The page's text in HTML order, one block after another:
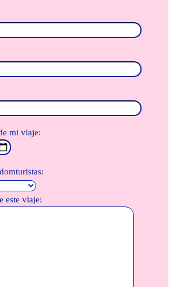
mi viaje:
este viaje: